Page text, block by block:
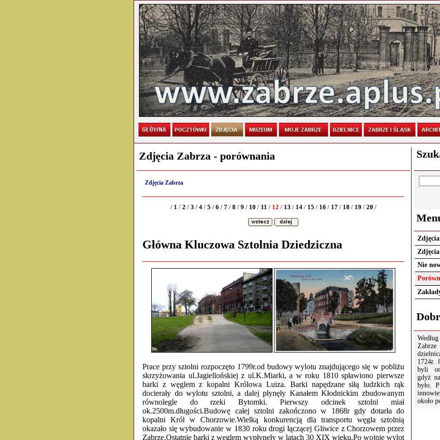
Zdjęcia Zabrza - porównania
Zdjęcia Zabrza
/1 / 2 / 3 / 4 / 5 / 6 / 7 / 8 / 9 / 10 / 11 / 12 / 13 / 14 / 15 / 16 / 17 / 18 / 19 / 20 /
Główna Kluczowa Sztolnia Dziedziczna
Prace przy sztolni rozpoczęto 1799r.od budowy wylotu znajdującego się w pobliżu
skrzyżowania ul.Jagiellońskiej z ul.K.Miarki, a w roku 1810 spławiono pierwsze
barki z węglem z kopalni Królowa Luiza. Barki napędzane siłą ludzkich rąk
docierały do wylotu sztolni, a dalej płynęły Kanałem Kłodnickim zbudowanym
równolegle do rzeki Bytomki. Pierwszy odcinek sztolni miał
ok.2500m.długości.Budowę całej sztolni zakończono w 1868r gdy dotarła do
kopalni Król w Chorzowie.Wielką konkurencją dla transportu węgla sztolnią
okazało się wybudowanie w 1830 roku drogi łączącej Gliwice z Chorzowem przez
Zabrze.Ostatnie barki z węglem wypłynęły w latach 30 XIX wieku.Po wojnie wylot
Nie
1724r.
byli
gdyż
było.
około